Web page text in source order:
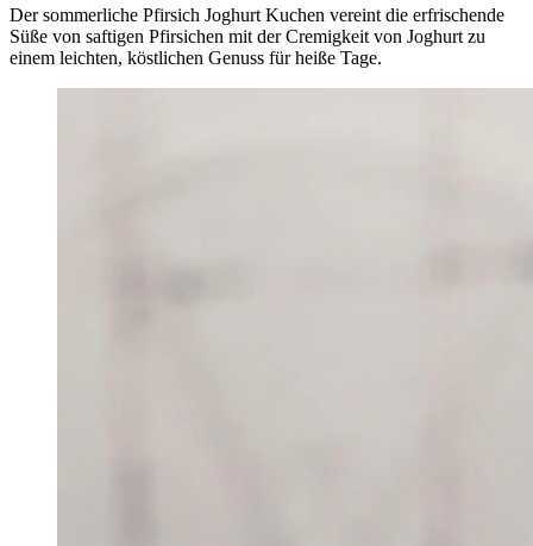
Der sommerliche Pfirsich Joghurt Kuchen vereint die erfrischende
Süße von saftigen Pfirsichen mit der Cremigkeit von Joghurt zu
einem leichten, köstlichen Genuss für heiße Tage.